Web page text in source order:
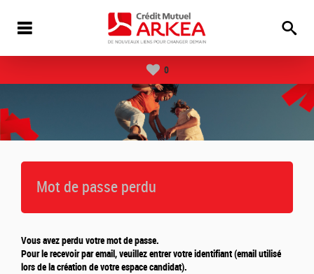
0
Mot de passe perdu
Vous avez perdu votre mot de passe.
Pour le recevoir par email, veuillez entrer votre identifiant (email utilisé
lors de la création de votre espace candidat).